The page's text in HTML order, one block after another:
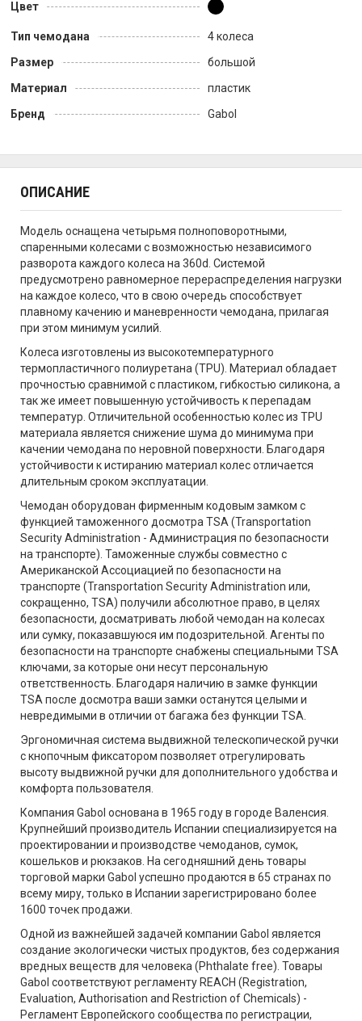
Цвет
Тип чемодана
4 колеса
Размер
большой
Материал
пластик
Бренд
Gabol
ОПИСАНИЕ
Модель оснащена четырьмя полноповоротными,
спаренными колесами с возможностью независимого
разворота каждого колеса на 360d. Системой
предусмотрено равномерное перераспределения нагрузки
на каждое колесо, что в свою очередь способствует
плавному качению и маневренности чемодана, прилагая
при этом минимум усилий.
Колеса изготовлены из высокотемпературного
термопластичного полиуретана (TPU). Материал обладает
прочностью сравнимой с пластиком, гибкостью силикона, а
так же имеет повышенную устойчивость к перепадам
температур. Отличительной особенностью колес из TPU
материала является снижение шума до минимума при
качении чемодана по неровной поверхности. Благодаря
устойчивости к истиранию материал колес отличается
длительным сроком эксплуатации.
Чемодан оборудован фирменным кодовым замком с
функцией таможенного досмотра TSA (Transportation
Security Administration - Администрация по безопасности
на транспорте). Таможенные службы совместно с
Американской Ассоциацией по безопасности на
транспорте (Transportation Security Administration или,
сокращенно, TSA) получили абсолютное право, в целях
безопасности, досматривать любой чемодан на колесах
или сумку, показавшуюся им подозрительной. Агенты по
безопасности на транспорте снабжены специальными TSA
ключами, за которые они несут персональную
ответственность. Благодаря наличию в замке функции
TSA после досмотра ваши замки останутся целыми и
невредимыми в отличии от багажа без функции TSA.
Эргономичная система выдвижной телескопической ручки
с кнопочным фиксатором позволяет отрегулировать
высоту выдвижной ручки для дополнительного удобства и
комфорта пользователя.
Компания Gabol основана в 1965 году в городе Валенсия.
Крупнейший производитель Испании специализируется на
проектировании и производстве чемоданов, сумок,
кошельков и рюкзаков. На сегодняшний день товары
торговой марки Gabol успешно продаются в 65 странах по
всему миру, только в Испании зарегистрировано более
1600 точек продажи.
Одной из важнейшей задачей компании Gabol является
создание экологически чистых продуктов, без содержания
вредных веществ для человека (Phthalate free). Товары
Gabol соответствуют регламенту REACH (Registration,
Evaluation, Authorisation and Restriction of Chemicals) -
Регламент Европейского сообщества по регистрации,